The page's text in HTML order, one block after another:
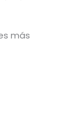
más